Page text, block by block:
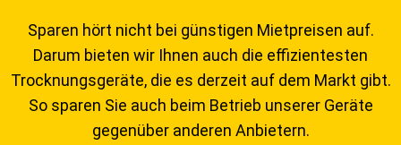
Sparen hört nicht bei günstigen Mietpreisen auf.
Darum bieten wir Ihnen auch die effizientesten
Trocknungsgeräte, die es derzeit auf dem Markt gibt.
So sparen Sie auch beim Betrieb unserer Geräte
gegenüber anderen Anbietern.